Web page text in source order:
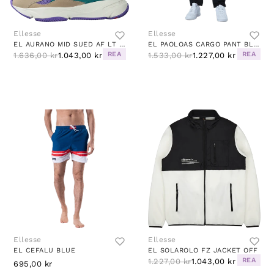
Ellesse
EL AURANO MID SUED AF LT KHK/DK TRQS/LT PU
1.636,00 kr1.043,00 kr REA
Ellesse
EL PAOLOAS CARGO PANT BLACK
1.533,00 kr1.227,00 kr REA
Ellesse
EL CEFALU BLUE
695,00 kr
Ellesse
EL SOLAROLO FZ JACKET OFF
1.227,00 kr1.043,00 kr REA